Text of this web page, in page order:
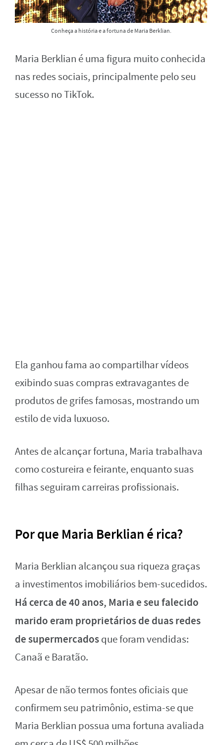
Conheça a história e a fortuna de Maria Berklian.
Maria Berklian é uma figura muito conhecida
nas redes sociais, principalmente pelo seu
sucesso no TikTok.
Ela ganhou fama ao compartilhar vídeos
exibindo suas compras extravagantes de
produtos de grifes famosas, mostrando um
estilo de vida luxuoso.
Antes de alcançar fortuna, Maria trabalhava
como costureira e feirante, enquanto suas
filhas seguiram carreiras profissionais.
Por que Maria Berklian é rica?
Maria Berklian alcançou sua riqueza graças
a investimentos imobiliários bem-sucedidos.
Há cerca de 40 anos, Maria e seu falecido
marido eram proprietários de duas redes
de supermercadosque foram vendidas:
Canaã e Baratão.
Apesar de não termos fontes oficiais que
confirmem seu patrimônio, estima-se que
Maria Berklian possua uma fortuna avaliada